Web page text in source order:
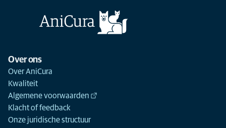
Over ons
Over AniCura
Kwaliteit
Algemene voorwaarden
Klacht of feedback
Onze juridische structuur